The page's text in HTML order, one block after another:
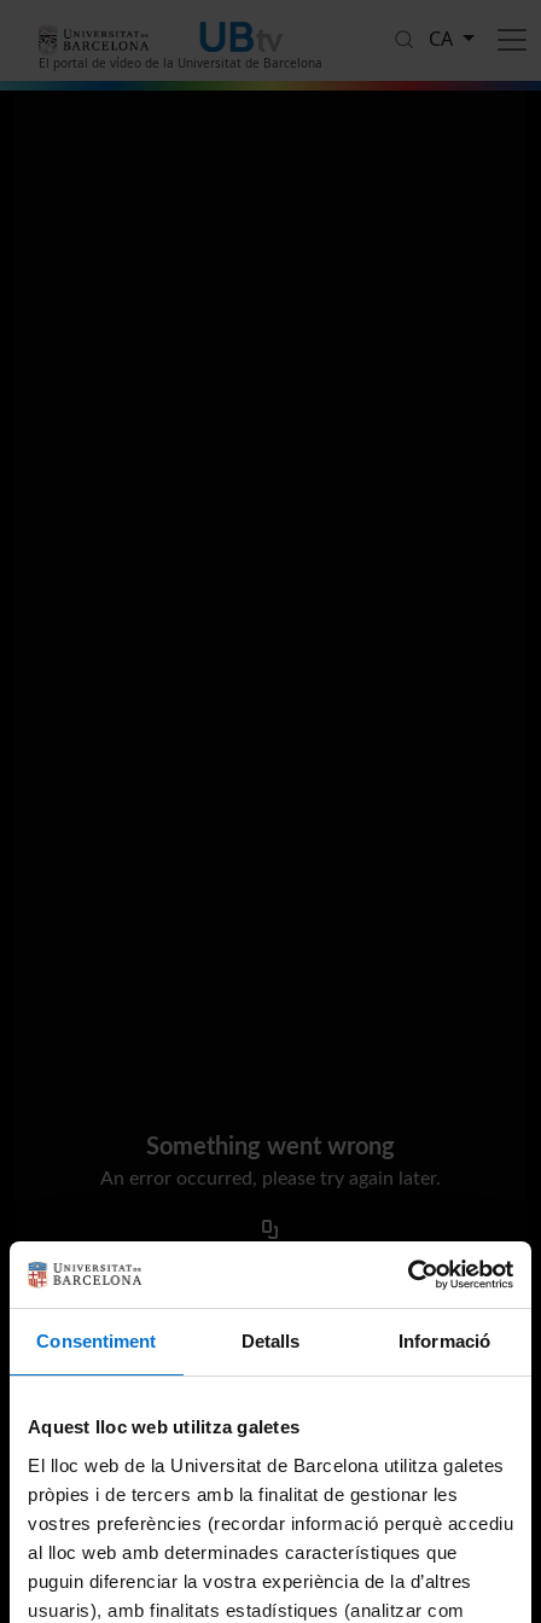
Consentiment Detalls Informació
Aquest lloc web utilitza galetes
El lloc web de la Universitat de Barcelona utilitza galetes
pròpies i de tercers amb la finalitat de gestionar les
vostres preferències (recordar informació perquè accediu
al lloc web amb determinades característiques que
puguin diferenciar la vostra experiència de la d’altres
usuaris), amb finalitats estadístiques (analitzar com
El portal de vídeo de la Universitat de Barcelona
CA
Something went wrong
An error occurred, please try again later.